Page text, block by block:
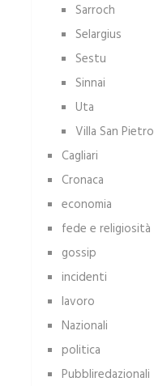
Sarroch
Selargius
Sestu
Sinnai
Uta
Villa San Pietro
Cagliari
Cronaca
economia
fede e religiosità
gossip
incidenti
lavoro
Nazionali
politica
Pubbliredazionali